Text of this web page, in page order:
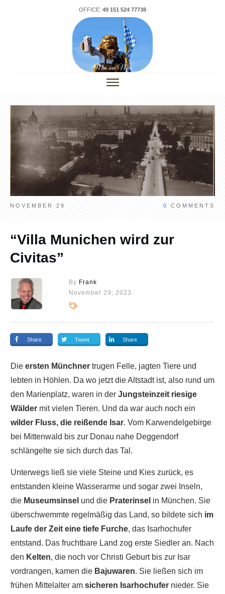
OFFICE: 49 151 524 77738
NOVEMBER 29 0 COMMENTS
“Villa Munichen wird zur
Civitas”
By Frank
November 29, 2023
Share Tweet Share
Die ersten Münchner trugen Felle, jagten Tiere und
lebten in Höhlen. Da wo jetzt die Altstadt ist, also rund um
den Marienplatz, waren in der Jungsteinzeit riesige
Wälder mit vielen Tieren. Und da war auch noch ein
wilder Fluss, die reißende Isar. Vom Karwendelgebirge
bei Mittenwald bis zur Donau nahe Deggendorf
schlängelte sie sich durch das Tal.
Unterwegs ließ sie viele Steine und Kies zurück, es
entstanden kleine Wasserarme und sogar zwei Inseln,
die Museumsinsel und die Praterinsel in München. Sie
überschwemmte regelmäßig das Land, so bildete sich im
Laufe der Zeit eine tiefe Furche, das Isarhochufer
entstand. Das fruchtbare Land zog erste Siedler an. Nach
den Kelten, die noch vor Christi Geburt bis zur Isar
vordrangen, kamen die Bajuwaren. Sie ließen sich im
frühen Mittelalter am sicheren Isarhochufer nieder. Sie